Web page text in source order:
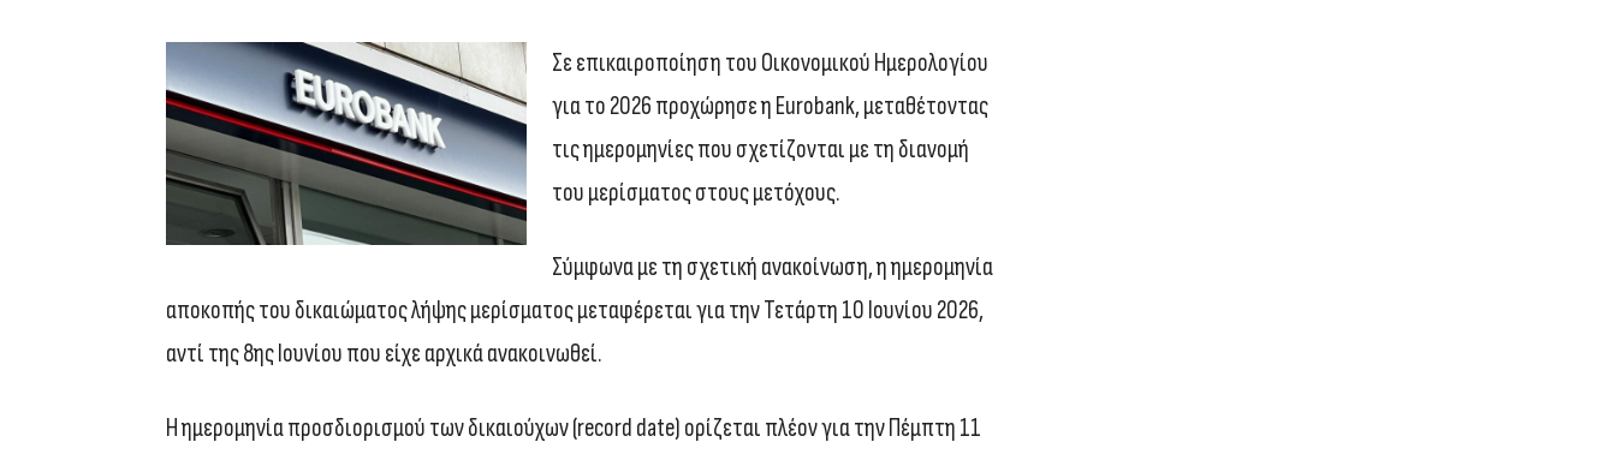
Σε επικαιροποίηση του Οικονομικού Ημερολογίου
για το 2026 προχώρησε η Eurobank, μεταθέτοντας
τις ημερομηνίες που σχετίζονται με τη διανομή
του μερίσματος στους μετόχους.
Σύμφωνα με τη σχετική ανακοίνωση, η ημερομηνία
αποκοπής του δικαιώματος λήψης μερίσματος μεταφέρεται για την Τετάρτη 10 Ιουνίου 2026,
αντί της 8ης Ιουνίου που είχε αρχικά ανακοινωθεί.
Η ημερομηνία προσδιορισμού των δικαιούχων (record date) ορίζεται πλέον για την Πέμπτη 11